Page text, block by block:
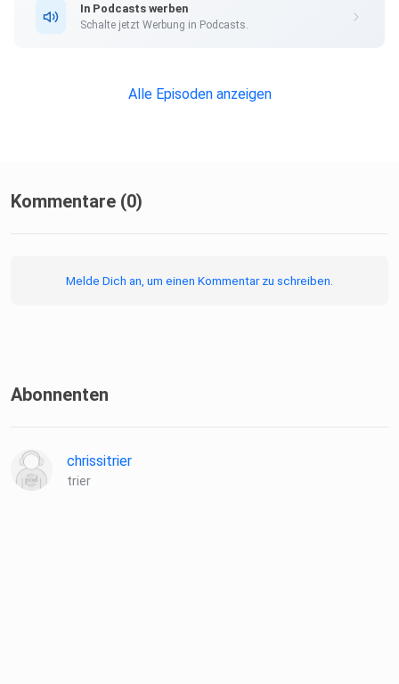
In Podcasts werben
Schalte jetzt Werbung in Podcasts.
Alle Episoden anzeigen
Kommentare (0)
Melde Dich an, um einen Kommentar zu schreiben.
Abonnenten
chrissitrier
trier